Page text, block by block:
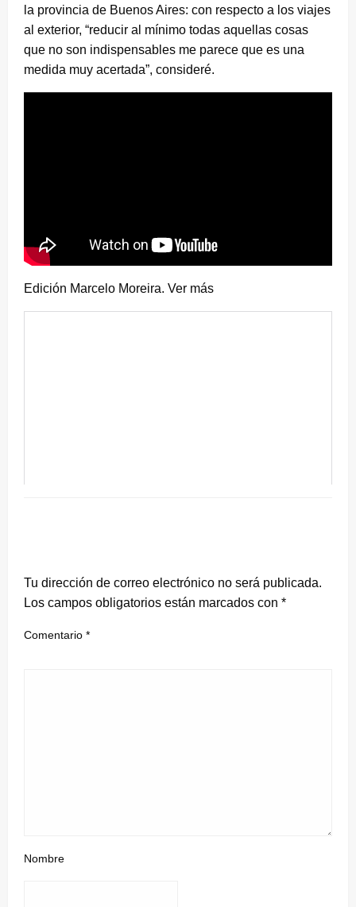
la provincia de Buenos Aires: con respecto a los viajes
al exterior, “reducir al mínimo todas aquellas cosas
que no son indispensables me parece que es una
medida muy acertada”, consideré.
Edición Marcelo Moreira. Ver más
Tu dirección de correo electrónico no será publicada.
Los campos obligatorios están marcados con *
Comentario *
Nombre